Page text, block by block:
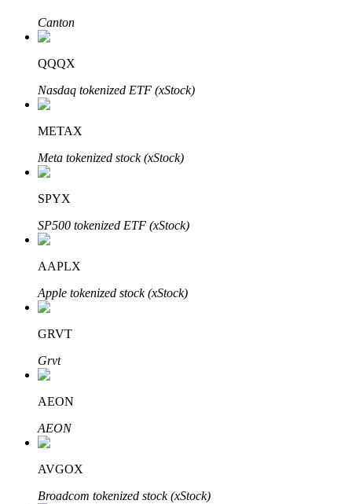
الاستثمار التلقائي
تعلم الستاكينغ
تعرف على كيفية كسب الدخل السلبي
Bitrue
شركاء بيترو
Canton
QQQX
Nasdaq tokenized ETF (xStock)
METAX
Meta tokenized stock (xStock)
SPYX
SP500 tokenized ETF (xStock)
AAPLX
Apple tokenized stock (xStock)
GRVT
Grvt
AEON
AEON
AVGOX
Broadcom tokenized stock (xStock)